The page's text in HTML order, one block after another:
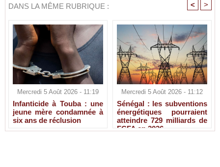
DANS LA MÊME RUBRIQUE : < >
Mercredi 5 Août 2026 - 11:19
Infanticide à Touba : une
jeune mère condamnée à
six ans de réclusion
Mercredi 5 Août 2026 - 11:12
Sénégal : les subventions
énergétiques pourraient
atteindre 729 milliards de
FCFA en 2026